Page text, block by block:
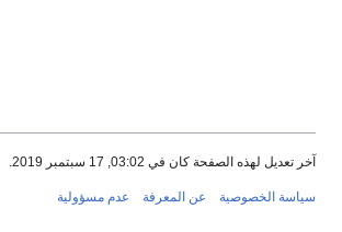
آخر تعديل لهذه الصفحة كان في 03:02, 17 سبتمبر 2019.
سياسة الخصوصية عن المعرفة عدم مسؤولية